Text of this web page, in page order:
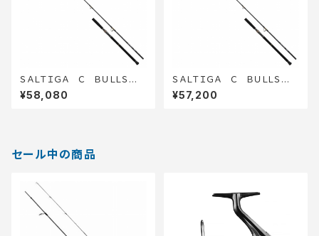
ＳＡＬＴＩＧＡ Ｃ ＢＵＬＬＳＷＩ
ＮＧ 83−5
¥58,080
ＳＡＬＴＩＧＡ Ｃ ＢＵＬＬＳＷＩ
ＮＧ 80−4
¥57,200
セール中の商品